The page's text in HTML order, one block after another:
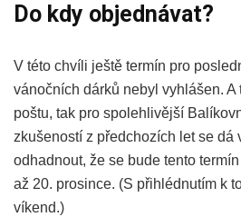
Do kdy objednávat?
V této chvíli ještě termín pro
vánočních dárků nebyl vyhlášen. A
poštu, tak pro spolehlivější
zkušeností z předchozích let se dá
odhadnout, že se bude tento
až 20. prosince. (S přihlédnutím k
víkend.)